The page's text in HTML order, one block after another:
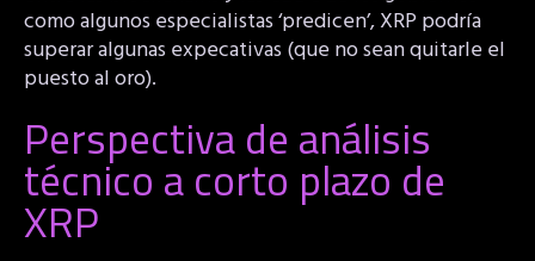
como algunos especialistas ‘predicen’, XRP podría
superar algunas expecativas (que no sean quitarle el
puesto al oro).
Perspectiva de análisis
técnico a corto plazo de
XRP